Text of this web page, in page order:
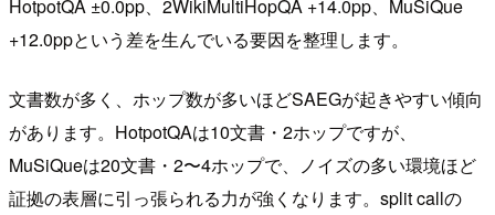
HotpotQA ±0.0pp、2WikiMultiHopQA +14.0pp、MuSiQue
+12.0ppという差を生んでいる要因を整理します。
文書数が多く、ホップ数が多いほどSAEGが起きやすい傾向
があります。HotpotQAは10文書・2ホップですが、
MuSiQueは20文書・2〜4ホップで、ノイズの多い環境ほど
証拠の表層に引っ張られる力が強くなります。split callの